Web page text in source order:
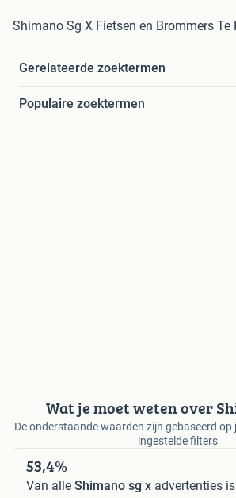
Shimano Sg X Fietsen en Brommers Te
Gerelateerde zoektermen
Populaire zoektermen
Wat je moet weten over
De onderstaande waarden zijn gebaseerd op
ingestelde filters
53,4%
Van alle Shimano sg x advertenties is